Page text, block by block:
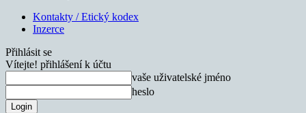
Kontakty / Etický kodex
Inzerce
Přihlásit se
Vítejte! přihlášení k účtu
vaše uživatelské jméno
heslo